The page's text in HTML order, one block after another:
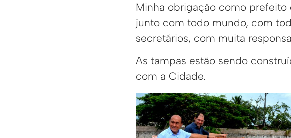
Minha obrigação como prefeito
junto com todo mundo, com
secretários, com muita
As tampas estão sendo
com a Cidade.